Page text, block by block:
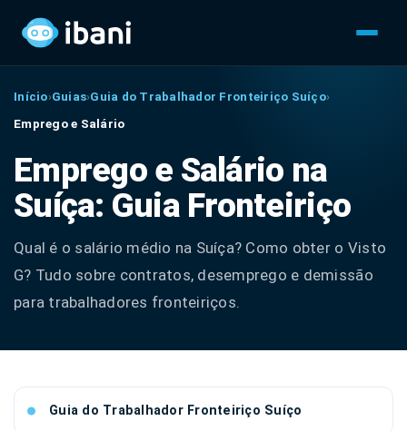
Início›Guias›Guia do Trabalhador Fronteiriço Suíço›
Emprego e Salário
Emprego e Salário na
Suíça: Guia Fronteiriço
Qual é o salário médio na Suíça? Como obter o Visto
G? Tudo sobre contratos, desemprego e demissão
para trabalhadores fronteiriços.
Guia do Trabalhador Fronteiriço Suíço